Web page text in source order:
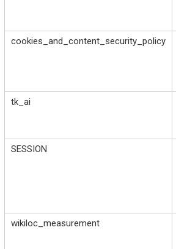
cookies_and_content_security_policy
tk_ai
SESSION
wikiloc_measurement